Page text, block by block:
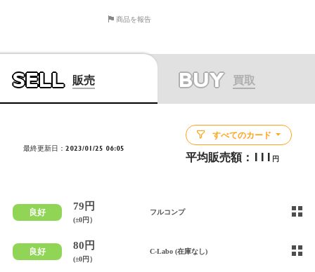
商品を報告
SELL 販売 BUY 買取
最終更新日：2023/01/25 06:05
すべてのカード
平均販売額： 円
良好
79円
(±0円）
フルコンプ
良好
80円
(±0円）
C-Labo (在庫なし)